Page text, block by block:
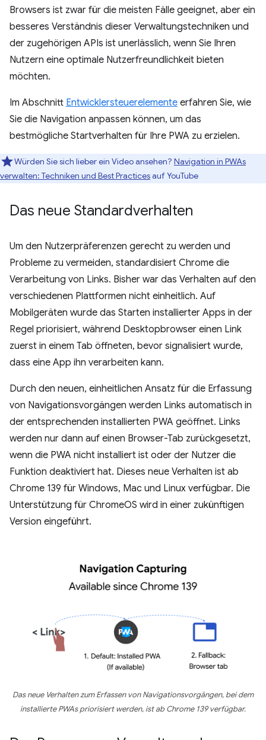
Browsers ist zwar für die meisten Fälle geeignet, aber ein
besseres Verständnis dieser Verwaltungstechniken und
der zugehörigen APIs ist unerlässlich, wenn Sie Ihren
Nutzern eine optimale Nutzerfreundlichkeit bieten
möchten.
Im Abschnitt Entwicklersteuerelemente erfahren Sie, wie
Sie die Navigation anpassen können, um das
bestmögliche Startverhalten für Ihre PWA zu erzielen.
Würden Sie sich lieber ein Video ansehen? Navigation in PWAs
verwalten: Techniken und Best Practicesauf YouTube
Das neue Standardverhalten
Um den Nutzerpräferenzen gerecht zu werden und
Probleme zu vermeiden, standardisiert Chrome die
Verarbeitung von Links. Bisher war das Verhalten auf den
verschiedenen Plattformen nicht einheitlich. Auf
Mobilgeräten wurde das Starten installierter Apps in der
Regel priorisiert, während Desktopbrowser einen Link
zuerst in einem Tab öffneten, bevor signalisiert wurde,
dass eine App ihn verarbeiten kann.
Durch den neuen, einheitlichen Ansatz für die Erfassung
von Navigationsvorgängen werden Links automatisch in
der entsprechenden installierten PWA geöffnet. Links
werden nur dann auf einen Browser-Tab zurückgesetzt,
wenn die PWA nicht installiert ist oder der Nutzer die
Funktion deaktiviert hat. Dieses neue Verhalten ist ab
Chrome 139 für Windows, Mac und Linux verfügbar. Die
Unterstützung für ChromeOS wird in einer zukünftigen
Version eingeführt.
Das neue Verhalten zum Erfassen von Navigationsvorgängen, bei dem
installierte PWAs priorisiert werden, ist ab Chrome 139 verfügbar.